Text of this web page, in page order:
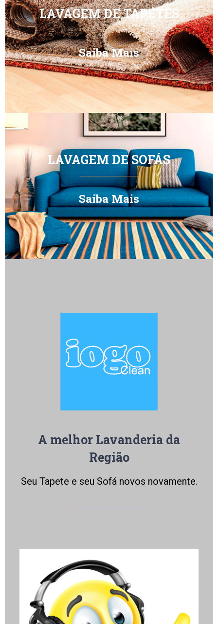
LAVAGEM DE TAPETES
Saiba Mais
LAVAGEM DE SOFÁS
Saiba Mais
A melhor Lavanderia da
Região
Seu Tapete e seu Sofá novos novamente.